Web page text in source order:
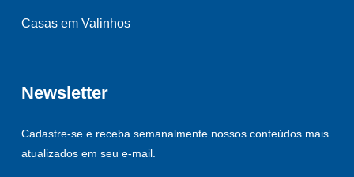
Casas em Valinhos
Newsletter
Cadastre-se e receba semanalmente nossos conteúdos mais
atualizados em seu e-mail.